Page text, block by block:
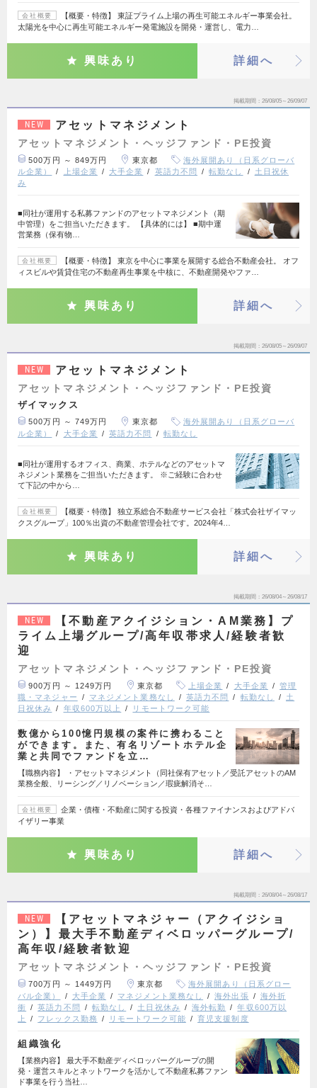
会社概要
【概要・特徴】 東証プライム上場の再生可能エネルギー事業会社。
太陽光を中心に再生可能エネルギー発電施設を開発・運営し、電力…
興味あり 詳細へ
掲載期間 26/08/05～26/09/07
NEW アセットマネジメント
アセットマネジメント・ヘッジファンド・PE投資
500万円 ～ 849万円 東京都
海外展開あり（日系グローバ
ル企業）
上場企業 大手企業 英語力不問 転勤なし
土日祝休
み
■同社が運用する私募ファンドのアセットマネジメント（期
中管理）をご担当いただきます。 【具体的には】 ■期中運
営業務（保有物…
会社概要
【概要・特徴】 東京を中心に事業を展開する総合不動産会社。 オフ
ィスビルや賃貸住宅の不動産再生事業を中核に、不動産開発やファ…
興味あり 詳細へ
掲載期間 26/08/05～26/09/07
NEW アセットマネジメント
アセットマネジメント・ヘッジファンド・PE投資
ザイマックス
500万円 ～ 749万円 東京都
海外展開あり（日系グローバ
ル企業）
大手企業 英語力不問 転勤なし
■同社が運用するオフィス、商業、ホテルなどのアセットマ
ネジメント業務をご担当いただきます。 ※ご経験に合わせ
て下記の中から…
会社概要
【概要・特徴】 独立系総合不動産サービス会社「株式会社ザイマッ
クスグループ」100％出資の不動産管理会社です。2024年4…
興味あり 詳細へ
掲載期間 26/08/04～26/08/17
NEW
【不動産アクイジション・AM業務】プ
ライム上場グループ/高年収帯求人/経験者歓
迎
アセットマネジメント・ヘッジファンド・PE投資
900万円 ～ 1249万円 東京都 上場企業 大手企業
管理
職・マネジャー
マネジメント業務なし 英語力不問 転勤なし
土
日祝休み
年収600万以上 リモートワーク可能
数億から100憶円規模の案件に携わること
ができます。また、有名リゾートホテル企
業と共同でファンドを立…
【職務内容】 ・アセットマネジメント（同社保有アセット／受託アセットのAM
業務全般、リーシング／リノベーション／瑕疵解消そ…
会社概要
企業・債権・不動産に関する投資・各種ファイナンスおよびアドバ
イザリー事業
興味あり 詳細へ
掲載期間 26/08/04～26/08/17
NEW
【アセットマネジャー（アクイジショ
ン）】最大手不動産ディベロッパーグループ/
高年収/経験者歓迎
アセットマネジメント・ヘッジファンド・PE投資
700万円 ～ 1449万円 東京都
海外展開あり（日系グロー
バル企業）
大手企業 マネジメント業務なし 海外出張
海外折
衝
英語力不問 転勤なし 土日祝休み 海外転勤
年収600万以
上
フレックス勤務 リモートワーク可能 育児支援制度
組織強化
【業務内容】 最大手不動産ディベロッパーグループの開
発・運営スキルとネットワークを活かして不動産私募ファン
ド事業を行う当社…